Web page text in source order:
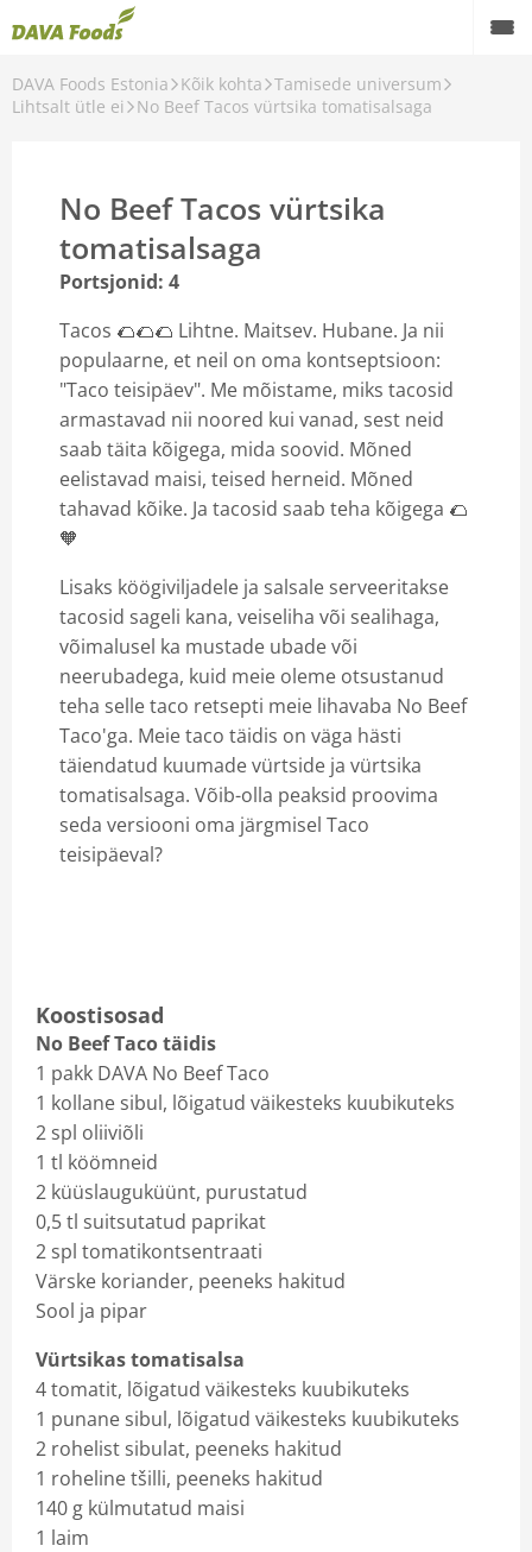
DAVA Foods Estonia Kõik kohta Tamisede universum
Lihtsalt ütle ei
No Beef Tacos vürtsika tomatisalsaga
No Beef Tacos vürtsika
tomatisalsaga
Portsjonid: 4
Tacos 🌮🌮🌮 Lihtne. Maitsev. Hubane. Ja nii
populaarne, et neil on oma kontseptsioon:
"Taco teisipäev". Me mõistame, miks tacosid
armastavad nii noored kui vanad, sest neid
saab täita kõigega, mida soovid. Mõned
eelistavad maisi, teised herneid. Mõned
tahavad kõike. Ja tacosid saab teha kõigega 🌮
🧡
Lisaks köögiviljadele ja salsale serveeritakse
tacosid sageli kana, veiseliha või sealihaga,
võimalusel ka mustade ubade või
neerubadega, kuid meie oleme otsustanud
teha selle taco retsepti meie lihavaba No Beef
Taco'ga. Meie taco täidis on väga hästi
täiendatud kuumade vürtside ja vürtsika
tomatisalsaga. Võib-olla peaksid proovima
seda versiooni oma järgmisel Taco
teisipäeval?
Koostisosad
No Beef Taco täidis
1 pakk DAVA No Beef Taco
1 kollane sibul, lõigatud väikesteks kuubikuteks
2 spl oliiviõli
1 tl köömneid
2 küüslauguküünt, purustatud
0,5 tl suitsutatud paprikat
2 spl tomatikontsentraati
Värske koriander, peeneks hakitud
Sool ja pipar
Vürtsikas tomatisalsa
4 tomatit, lõigatud väikesteks kuubikuteks
1 punane sibul, lõigatud väikesteks kuubikuteks
2 rohelist sibulat, peeneks hakitud
1 roheline tšilli, peeneks hakitud
140 g külmutatud maisi
1 laim
Back
Õlid universum